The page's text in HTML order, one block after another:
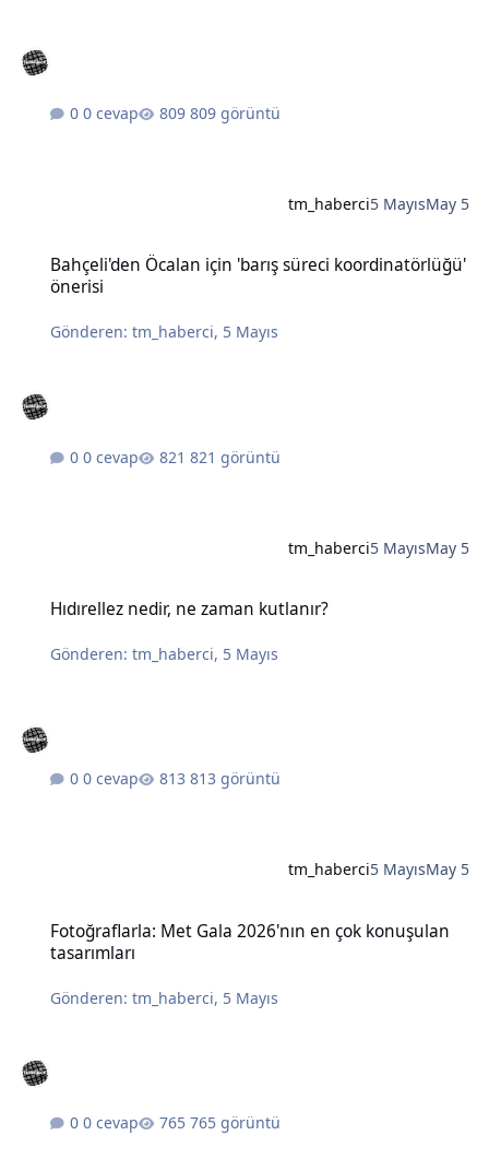
0 cevap 809 görüntü
tm_haberci5 MayısMay 5
Bahçeli'den Öcalan için 'barış süreci koordinatörlüğü'
önerisi
Gönderen:tm_haberci, 5 Mayıs
0 cevap 821 görüntü
tm_haberci5 MayısMay 5
Hıdırellez nedir, ne zaman kutlanır?
Gönderen:tm_haberci, 5 Mayıs
0 cevap 813 görüntü
tm_haberci5 MayısMay 5
Fotoğraflarla: Met Gala 2026'nın en çok konuşulan
tasarımları
Gönderen:tm_haberci, 5 Mayıs
0 cevap 765 görüntü